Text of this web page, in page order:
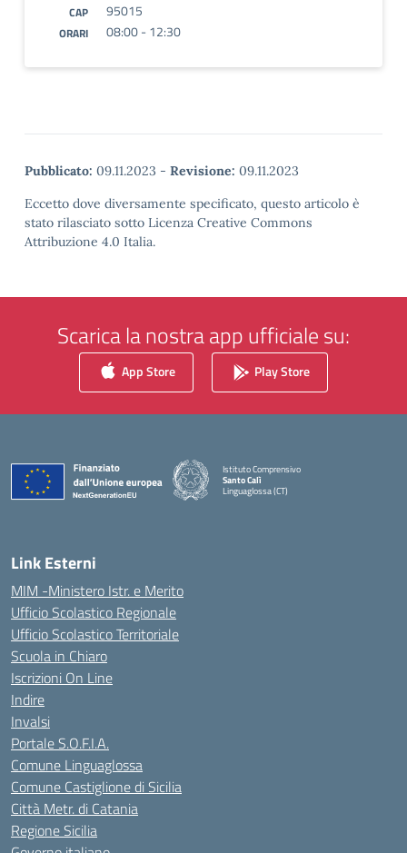
CAP 95015
ORARI 08:00 - 12:30
Pubblicato: 09.11.2023 - Revisione: 09.11.2023
Eccetto dove diversamente specificato, questo articolo è
stato rilasciato sotto Licenza Creative Commons
Attribuzione 4.0 Italia.
Scarica la nostra app ufficiale su:
App Store Play Store
Istituto Comprensivo
Santo Calì
Linguaglossa (CT)
— Visita la pagina iniziale della scuola
Link Esterni
MIM -Ministero Istr. e Merito
Ufficio Scolastico Regionale
Ufficio Scolastico Territoriale
Scuola in Chiaro
Iscrizioni On Line
Indire
Invalsi
Portale S.O.F.I.A.
Comune Linguaglossa
Comune Castiglione di Sicilia
Città Metr. di Catania
Regione Sicilia